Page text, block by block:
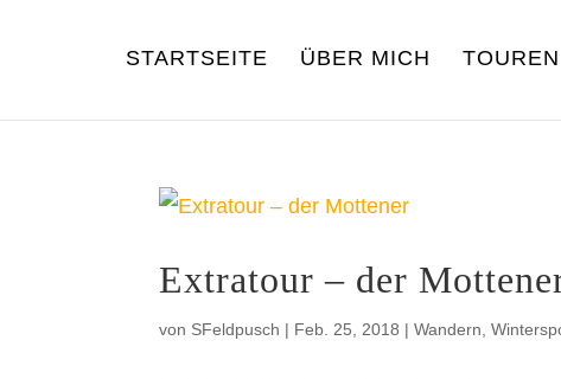
STARTSEITE ÜBER MICH TOUREN
Extratour – der
von SFeldpusch | Feb. 25, 2018 |Wandern ,